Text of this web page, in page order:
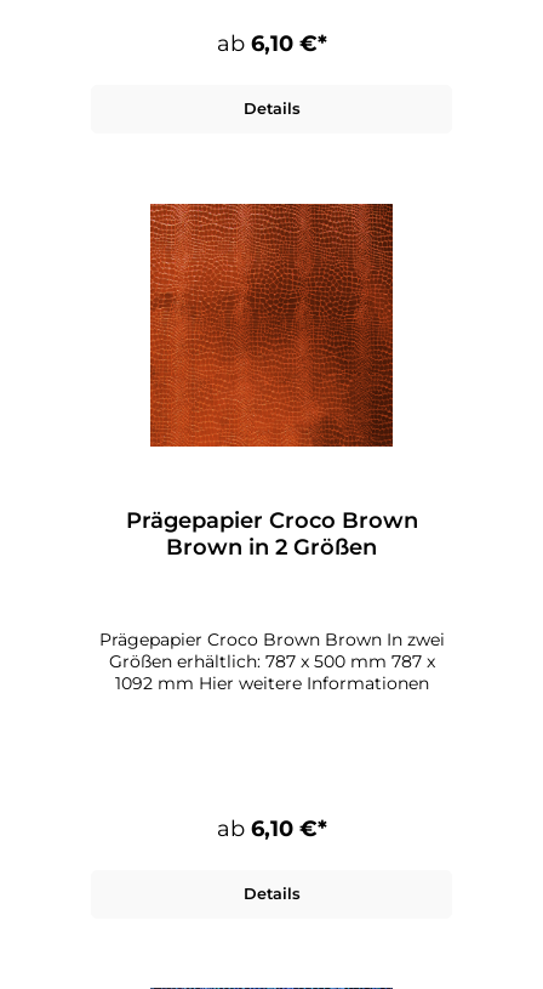
ab 6,10 €*
Details
Prägepapier Croco Brown
Brown in 2 Größen
Prägepapier Croco Brown Brown In zwei
Größen erhältlich: 787 x 500 mm 787 x
1092 mm Hier weitere Informationen
ab 6,10 €*
Details